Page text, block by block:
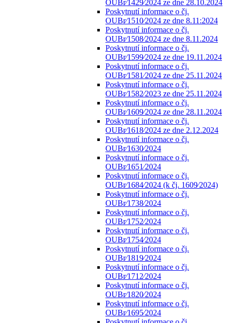
OUBr⁄1429⁄2024 ze dne 28.10.2024
Poskytnutí informace o čj.
OUBr⁄1510⁄2024 ze dne 8.11:2024
Poskytnutí informace o čj.
OUBr⁄1508⁄2024 ze dne 8.11.2024
Poskytnutí informace o čj.
OUBr⁄1599⁄2024 ze dne 19.11.2024
Poskytnutí informace o čj.
OUBr⁄1581⁄2024 ze dne 25.11.2024
Poskytnutí informace o čj.
OUBr⁄1582⁄2023 ze dne 25.11.2024
Poskytnutí informace o čj.
OUBr⁄1609⁄2024 ze dne 28.11.2024
Poskytnutí informace o čj.
OUBr⁄1618⁄2024 ze dne 2.12.2024
Poskytnutí informace o čj.
OUBr⁄1630⁄2024
Poskytnutí informace o čj.
OUBr⁄1651⁄2024
Poskytnutí informace o čj.
OUBr⁄1684⁄2024 (k čj. 1609⁄2024)
Poskytnutí informace o čj.
OUBr⁄1738⁄2024
Poskytnutí informace o čj.
OUBr⁄1752⁄2024
Poskytnutí informace o čj.
OUBr⁄1754⁄2024
Poskytnutí informace o čj.
OUBr⁄1819⁄2024
Poskytnutí informace o čj.
OUBr⁄1712⁄2024
Poskytnutí informace o čj.
OUBr⁄1820⁄2024
Poskytnutí informace o čj.
OUBr⁄1695⁄2024